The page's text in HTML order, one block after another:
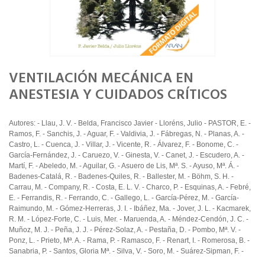
VENTILACIÓN MECÁNICA EN
ANESTESIA Y CUIDADOS CRÍTICOS
Autores: - Llau, J. V. - Belda, Francisco Javier - Lloréns, Julio - PASTOR, E. -
Ramos, F. - Sanchis, J. - Aguar, F. - Valdivia, J. - Fábregas, N. - Planas, A. -
Castro, L. - Cuenca, J. - Villar, J. - Vicente, R. - Álvarez, F. - Bonome, C. -
García-Fernández, J. - Caruezo, V. - Ginesta, V. - Canet, J. - Escudero, A. -
Martí, F. - Abeledo, M. - Aguilar, G. - Asuero de Lis, Mª. S. - Ayuso, Mª. Á. -
Badenes-Catalá, R. - Badenes-Quiles, R. - Ballester, M. - Böhm, S. H. -
Carrau, M. - Company, R. - Costa, E. L. V. - Charco, P. - Esquinas, A. - Febré,
E. - Ferrandis, R. - Ferrando, C. - Gallego, L. - García-Pérez, M. - García-
Raimundo, M. - Gómez-Herreras, J. I. - Ibáñez, Ma. - Jover, J. L. - Kacmarek,
R. M. - López-Forte, C. - Luis, Mer. - Maruenda, A. - Méndez-Cendón, J. C. -
Muñoz, M. J. - Peña, J. J. - Pérez-Solaz, A. - Pestaña, D. - Pombo, Mª. V. -
Ponz, L. - Prieto, Mª. A. - Rama, P. - Ramasco, F. - Renart, I. - Romerosa, B. -
Sanabria, P. - Santos, Gloria Mª. - Silva, V. - Soro, M. - Suárez-Sipman, F. -